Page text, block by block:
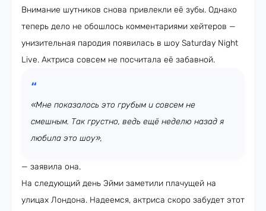
Внимание шутников снова привлекли её зубы. Однако
теперь дело не обошлось комментариями хейтеров —
унизительная пародия появилась в шоу Saturday Night
Live. Актриса совсем не посчитала её забавной.
«Мне показалось это грубым и совсем не
смешным. Так грустно, ведь ещё неделю назад я
любила это шоу»,
— заявила она.
На следующий день Эйми заметили плачущей на
улицах Лондона. Надеемся, актриса скоро забудет этот